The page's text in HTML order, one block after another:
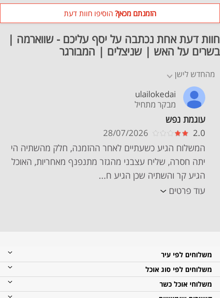
הזמנתם מכאן? הוסיפו חוות דעת
חוות דעת אחת נכתבה על יסף עליכם - שווארמה |
בשרים על האש | שניצלים | המבורגר
מהחדש לישן
ulailokedai
מבקר מתחיל
עוגמת נפש
2.0
28/07/2026
המשלוח הגיע כשעתיים לאחר ההזמנה, חלק מהשתיה הי
יתה חסרה, שליח עצבני מהגזר מתנפנף מאחריות, האוכל
הגיע קר והשתיה שכן הגיע ח...
עוד פרטים
משלוחים לפי עיר
משלוחים לפי סוג אוכל
משלוחי אוכל כשר